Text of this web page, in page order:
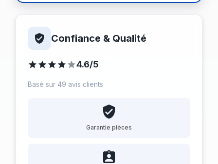
Confiance & Qualité
4.6/5
Basé sur 49 avis clients
Garantie pièces